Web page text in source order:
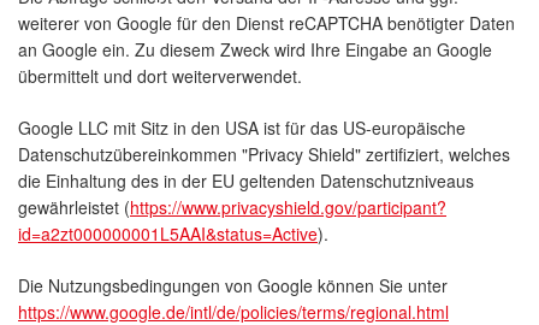
weiterer von Google für den Dienst reCAPTCHA benötigter Daten
an Google ein. Zu diesem Zweck wird Ihre Eingabe an Google
übermittelt und dort weiterverwendet.
Google LLC mit Sitz in den USA ist für das US-europäische
Datenschutzübereinkommen "Privacy Shield" zertifiziert, welches
die Einhaltung des in der EU geltenden Datenschutzniveaus
gewährleistet (https://www.privacyshield.gov/participant?
id=a2zt000000001L5AAI&status=Active).
Die Nutzungsbedingungen von Google können Sie unter
https://www.google.de/intl/de/policies/terms/regional.html